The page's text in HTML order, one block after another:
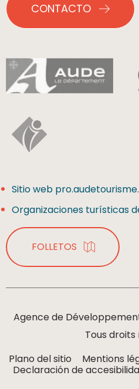
CONTACTO
Sitio web
Organizaciones turísticas
FOLLETOS
Agence de
Tous
Plano del sitio
Mentions
Declaración de